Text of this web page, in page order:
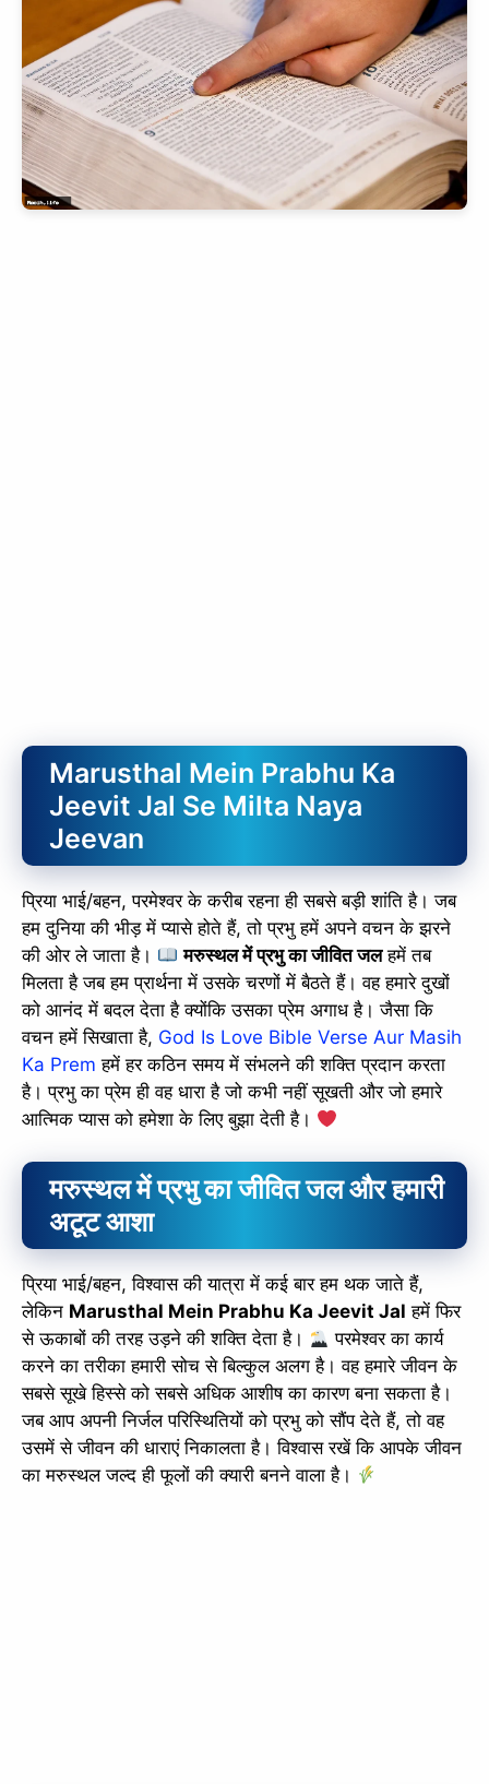
Marusthal Mein Prabhu Ka
Jeevit Jal Se Milta Naya
Jeevan
प्रिया भाई/बहन, परमेश्वर के करीब रहना ही सबसे बड़ी शांति है। जब
हम दुनिया की भीड़ में प्यासे होते हैं, तो प्रभु हमें अपने वचन के झरने
की ओर ले जाता है।
मरुस्थल में प्रभु का जीवित जलहमें तब
मिलता है जब हम प्रार्थना में उसके चरणों में बैठते हैं। वह हमारे दुखों
को आनंद में बदल देता है क्योंकि उसका प्रेम अगाध है। जैसा कि
वचन हमें सिखाता है, God Is Love Bible Verse Aur Masih
Ka Prem हमें हर कठिन समय में संभलने की शक्ति प्रदान करता
है। प्रभु का प्रेम ही वह धारा है जो कभी नहीं सूखती और जो हमारे
आत्मिक प्यास को हमेशा के लिए बुझा देती है।
मरुस्थल में प्रभु का जीवित जल और हमारी
अटूट आशा
प्रिया भाई/बहन, विश्वास की यात्रा में कई बार हम थक जाते हैं,
लेकिन Marusthal Mein Prabhu Ka Jeevit Jal हमें फिर
से ऊकाबों की तरह उड़ने की शक्ति देता है।
परमेश्वर का कार्य
करने का तरीका हमारी सोच से बिल्कुल अलग है। वह हमारे जीवन के
सबसे सूखे हिस्से को सबसे अधिक आशीष का कारण बना सकता है।
जब आप अपनी निर्जल परिस्थितियों को प्रभु को सौंप देते हैं, तो वह
उसमें से जीवन की धाराएं निकालता है। विश्वास रखें कि आपके जीवन
का मरुस्थल जल्द ही फूलों की क्यारी बनने वाला है।